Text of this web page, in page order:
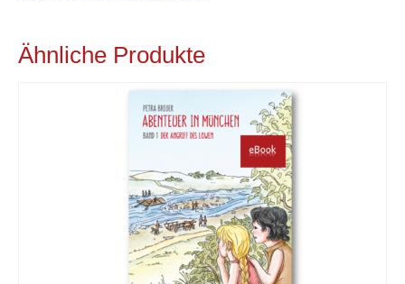
Sachbuch München | Bayern
Klassenlektüre
Projektarbeit
Kinderseite
öff. Veranstaltungen
Ähnliche Produkte